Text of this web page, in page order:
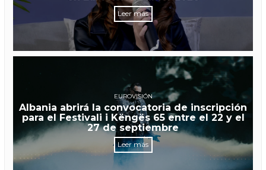
Leer más
EUROVISIÓN
Albania abrirá la convocatoria de inscripción
para el Festivali i Këngës 65 entre el 22 y el
27 de septiembre
Leer más